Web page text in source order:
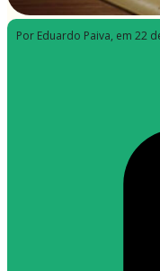
Por Eduardo Paiva, em 22